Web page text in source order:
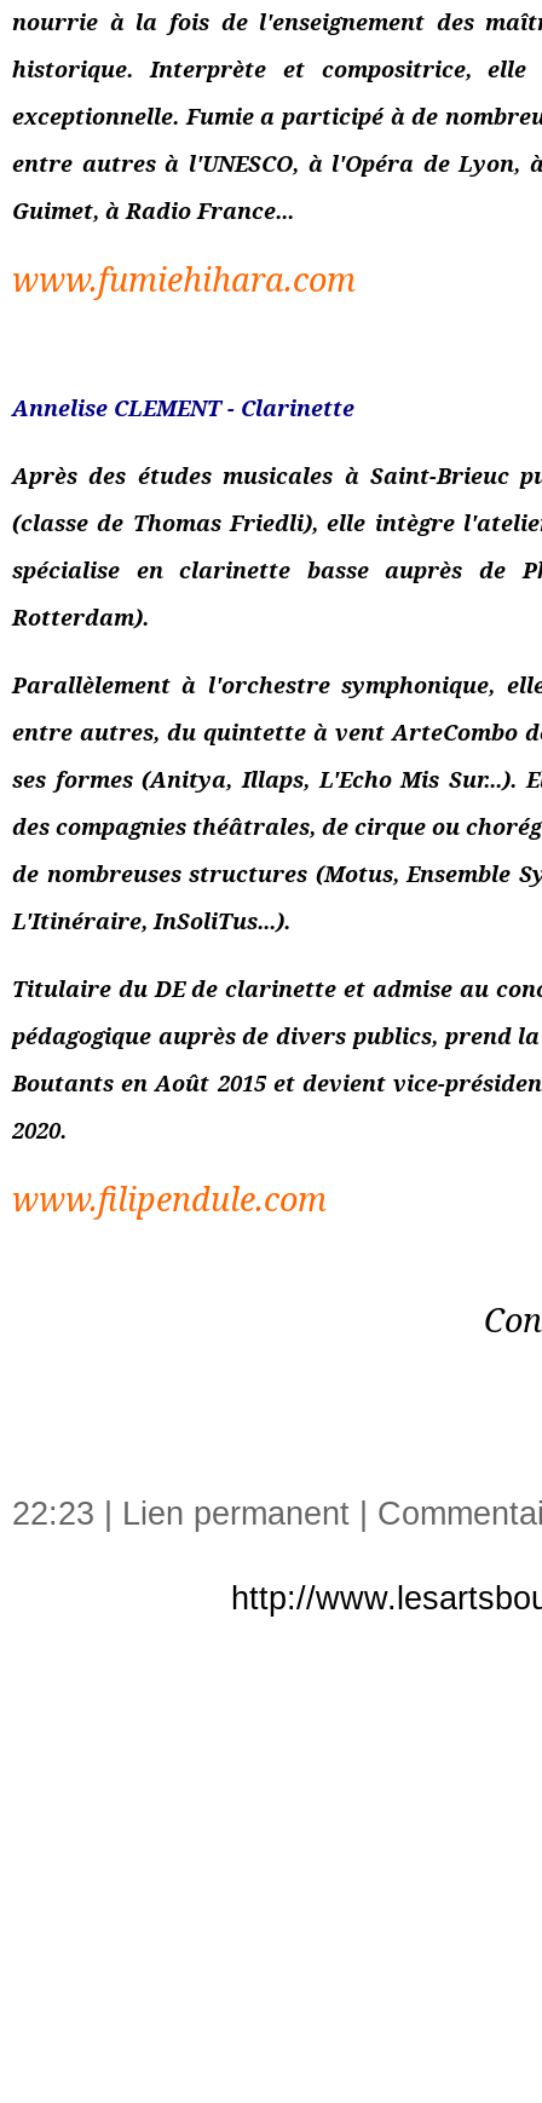
nourrie à la fois de l'enseignement des
historique. Interprète et compositrice,
exceptionnelle. Fumie a participé à de
entre autres à l'UNESCO, à l'Opéra de Lyon,
Guimet, à Radio France...
www.fumiehihara.com
Annelise CLEMENT - Clarinette
Après des études musicales à Saint-Brieuc
(classe de Thomas Friedli), elle intègre
spécialise en clarinette basse auprès de
Rotterdam).
Parallèlement à l'orchestre symphonique,
entre autres, du quintette à vent ArteCombo
ses formes (Anitya, Illaps, L'Echo Mis
des compagnies théâtrales, de cirque ou
de nombreuses structures (Motus, Ensemble
L'Itinéraire, InSoliTus...).
Titulaire du DE de clarinette et admise au
pédagogique auprès de divers publics, prend
Boutants en Août 2015 et devient vice-
2020.
www.filipendule.com
22:23 | Lien permanent
http://